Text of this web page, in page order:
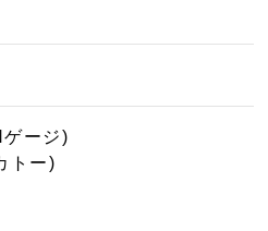
ゲージ)
トー)